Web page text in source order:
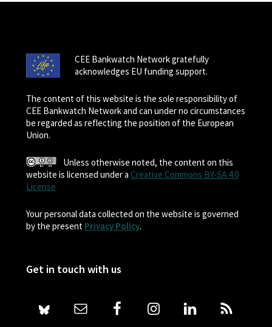
CEE Bankwatch Network gratefully
acknowledges EU funding support.
The content of this website is the sole responsibility of
CEE Bankwatch Network and can under no circumstances
be regarded as reflecting the position of the European
Union.
Unless otherwise noted, the content on this
website is licensed under a Creative Commons BY-SA 4.0
License
Your personal data collected on the website is governed
by the present Privacy Policy.
Get in touch with us